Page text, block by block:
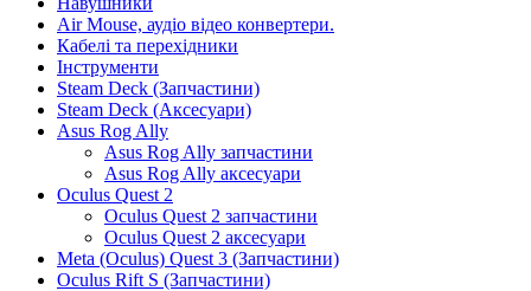
Air Mouse, аудіо відео конвертери.
Кабелі та перехідники
Інструменти
Steam Deck (Запчастини)
Steam Deck (Аксесуари)
Asus Rog Ally
Asus Rog Ally запчастини
Asus Rog Ally аксесуари
Oculus Quest 2
Oculus Quest 2 запчастини
Oculus Quest 2 аксесуари
Meta (Oculus) Quest 3 (Запчастини)
Oculus Rift S (Запчастини)